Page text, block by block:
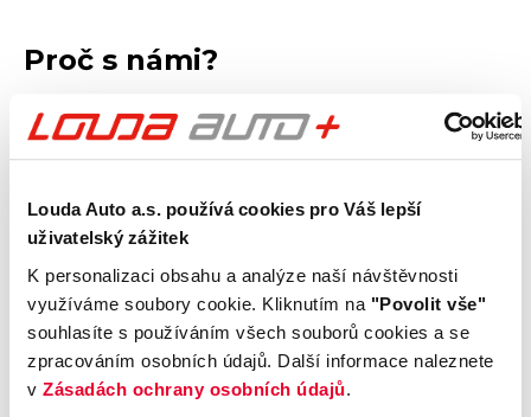
Louda Auto a.s. používá cookies pro Váš lepší
uživatelský zážitek
K personalizaci obsahu a analýze naší návštěvnosti
využíváme soubory cookie. Kliknutím na "Povolit vše"
souhlasíte s používáním všech souborů cookies a se
zpracováním osobních údajů. Další informace naleznete
v Zásadách ochrany osobních údajů.
Proč s námi?
Připravíme vám nabídku na míru
Máme nejširší prodejní a servisní síť
zůstatkovou hodnotu
Naše vozy plní nejvyšší bezpečností
Tato indikativní nabídka není nabídkou ve smyslu § 1732
zákona č. 89/2012 Sb., občanského zákoníku, a jejím
přijetím nevzniká mezi společností Louda Auto a druhou